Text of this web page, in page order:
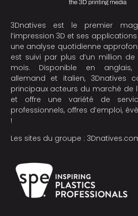
3Dnatives est le premier
l’impression 3D et ses
une analyse quotidienne
est suivi par plus d’un million
mois. Disponible en anglais,
allemand et italien, 3Dnatives
principaux acteurs du marché de
et offre une variété de
professionnels, offres d’emploi,
!
Les sites du groupe :